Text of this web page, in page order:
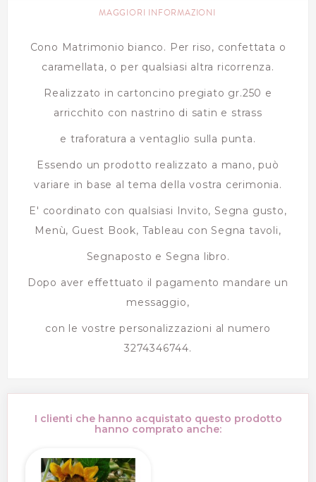
MAGGIORI INFORMAZIONI
Cono Matrimonio bianco. Per riso, confettata o
caramellata, o per qualsiasi altra ricorrenza.
Realizzato in cartoncino pregiato gr.250 e
arricchito con nastrino di satin e strass
e traforatura a ventaglio sulla punta.
Essendo un prodotto realizzato a mano, può
variare in base al tema della vostra cerimonia.
E' coordinato con qualsiasi Invito, Segna gusto,
Menù, Guest Book, Tableau con Segna tavoli,
Segnaposto e Segna libro.
Dopo aver effettuato il pagamento mandare un
messaggio,
con le vostre personalizzazioni al numero
3274346744.
I clienti che hanno acquistato questo prodotto
hanno comprato anche: